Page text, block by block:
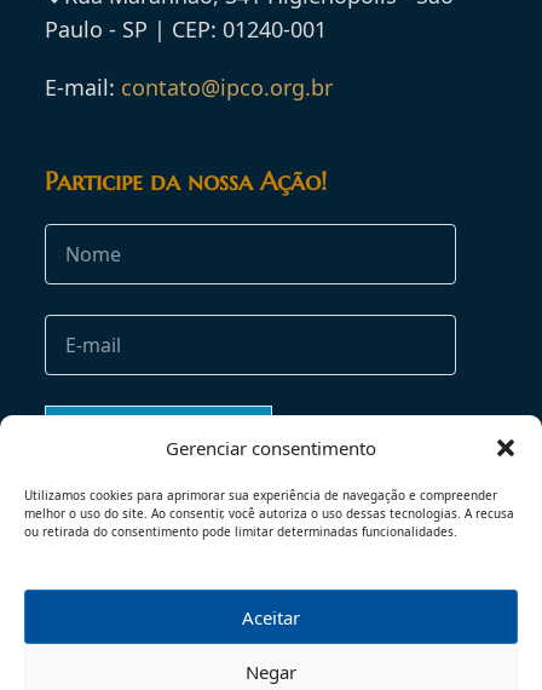
Gerenciar consentimento
Utilizamos cookies para aprimorar sua experiência de navegação e compreender
melhor o uso do site. Ao consentir, você autoriza o uso dessas tecnologias. A recusa
ou retirada do consentimento pode limitar determinadas funcionalidades.
Aceitar
Negar
Paulo - SP | CEP: 01240-001
E-mail: contato@ipco.org.br
Participe da nossa Ação!
POLÍTICA DE PRIVACIDADE